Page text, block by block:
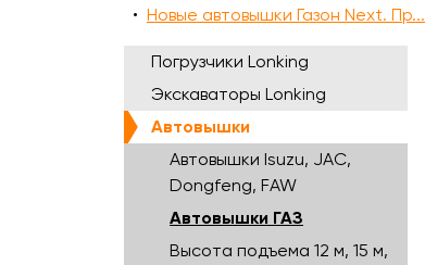
Новые автовышки Газон Next. Пр...
Погрузчики Lonking
Экскаваторы Lonking
Автовышки
Автовышки Isuzu, JAC,
Dongfeng, FAW
Автовышки ГАЗ
Высота подъема 12 м, 15 м,